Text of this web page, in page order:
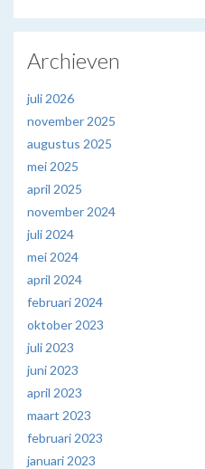
Archieven
juli 2026
november 2025
augustus 2025
mei 2025
april 2025
november 2024
juli 2024
mei 2024
april 2024
februari 2024
oktober 2023
juli 2023
juni 2023
april 2023
maart 2023
februari 2023
januari 2023